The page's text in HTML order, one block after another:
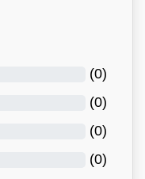
(
0
)
(
0
)
(
0
)
(
0
)